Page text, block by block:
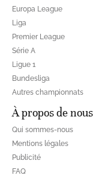
Europa League
Liga
Premier League
Série A
Ligue 1
Bundesliga
Autres championnats
À propos de nous
Qui sommes-nous
Mentions légales
Publicité
FAQ